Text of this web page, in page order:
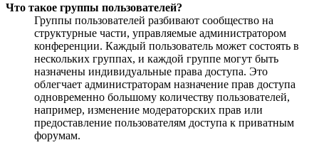
Что такое группы пользователей?
Группы пользователей разбивают сообщество на
структурные части, управляемые администратором
конференции. Каждый пользователь может состоять в
нескольких группах, и каждой группе могут быть
назначены индивидуальные права доступа. Это
облегчает администраторам назначение прав доступа
одновременно большому количеству пользователей,
например, изменение модераторских прав или
предоставление пользователям доступа к приватным
форумам.